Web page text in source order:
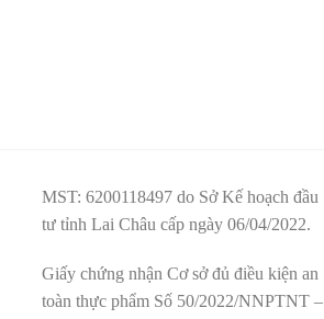
MST: 6200118497 do Sở Kế hoạch đầu
tư tỉnh Lai Châu cấp ngày 06/04/2022.
Giấy chứng nhận Cơ sở đủ điều kiện an
toàn thực phẩm Số 50/2022/NNPTNT –